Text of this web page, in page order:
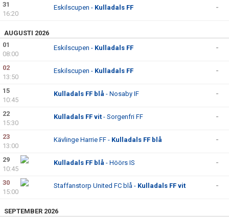
31
16:20
Eskilscupen - Kulladals FF -
AUGUSTI 2026
01
08:00
Eskilscupen - Kulladals FF -
02
13:50
Eskilscupen - Kulladals FF -
15
10:45
Kulladals FF blå - Nosaby IF -
22
15:30
Kulladals FF vit - Sorgenfri FF -
23
13:00
Kävlinge Harrie FF - Kulladals FF blå -
29
10:45
Kulladals FF blå - Höörs IS -
30
15:00
Staffanstorp United FC blå - Kulladals FF vit -
SEPTEMBER 2026